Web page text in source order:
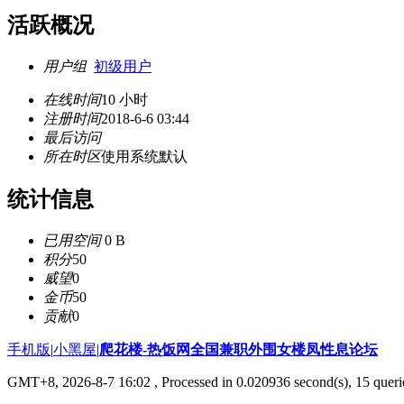
活跃概况
用户组 初级用户
在线时间10 小时
注册时间2018-6-6 03:44
最后访问
所在时区使用系统默认
统计信息
已用空间0 B
积分50
威望0
金币50
贡献0
手机版|小黑屋|爬花楼-热饭网全国兼职外围女楼凤性息论坛
GMT+8, 2026-8-7 16:02 , Processed in 0.020936 second(s), 15